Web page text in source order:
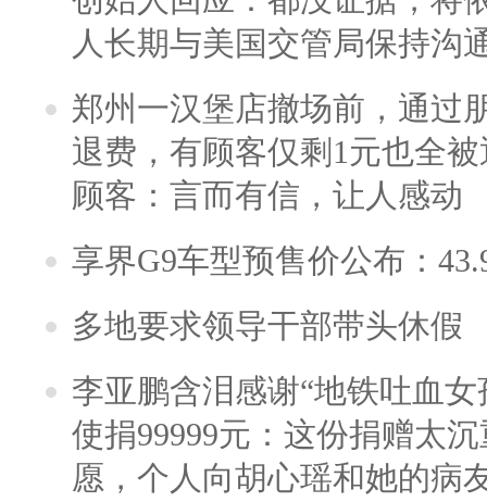
人长期与美国交管局保持沟
郑州一汉堡店撤场前，通过
退费，有顾客仅剩1元也全
顾客：言而有信，让人感动
享界G9车型预售价公布：
多地要求领导干部带头休假
李亚鹏含泪感谢“地铁吐血
使捐99999元：这份捐赠太
愿，个人向胡心瑶和她的病